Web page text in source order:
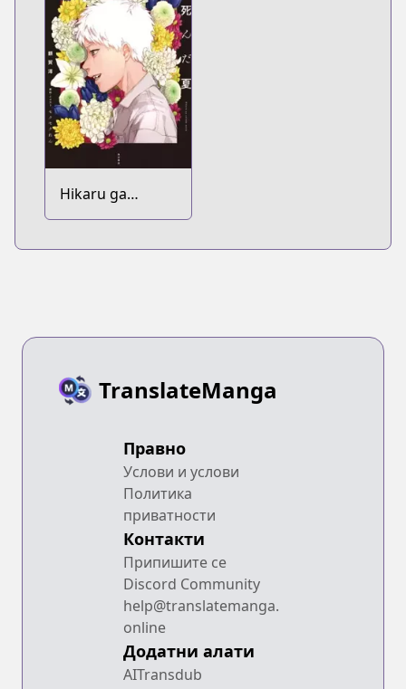
Hikaru ga
Shinda Natsu
TranslateManga
Правно
Услови и услови
Политика
приватности
Контакти
Припишите се
Discord Community
help@translatemanga.
online
Додатни алати
AITransdub